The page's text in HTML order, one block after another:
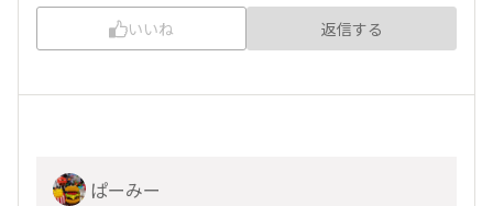
いいね 返信する
ぱーみー